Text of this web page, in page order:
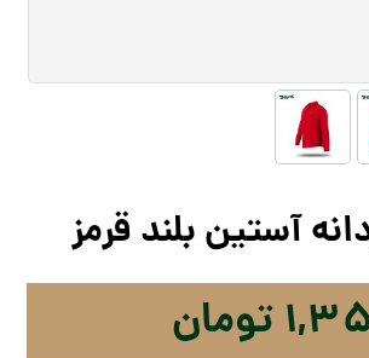
آستین بلند قرمز
تومان